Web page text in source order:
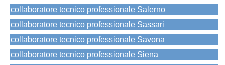
collaboratore tecnico professionale Salerno
collaboratore tecnico professionale Sassari
collaboratore tecnico professionale Savona
collaboratore tecnico professionale Siena